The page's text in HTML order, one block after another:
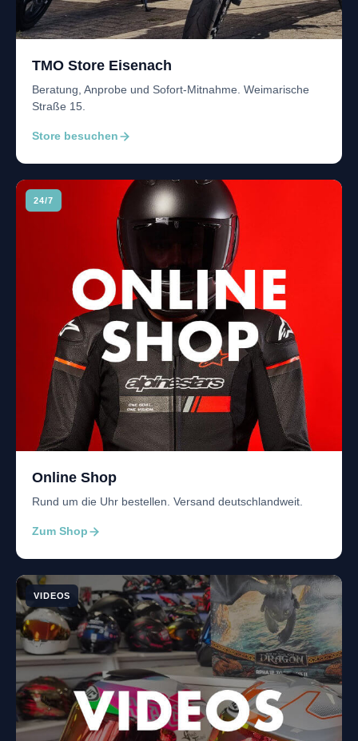
TMO Store Eisenach
Beratung, Anprobe und Sofort-Mitnahme. Weimarische
Straße 15.
Store besuchen
24/7
Online Shop
Rund um die Uhr bestellen. Versand deutschlandweit.
Zum Shop
VIDEOS